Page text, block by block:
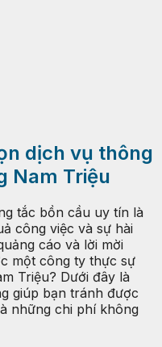
dịch vụ thông
Nam Triệu
tắc bồn cầu uy tín là
công việc và sự hài
cáo và lời mời
một công ty thực sự
Triệu? Dưới đây là
giúp bạn tránh được
những chi phí không